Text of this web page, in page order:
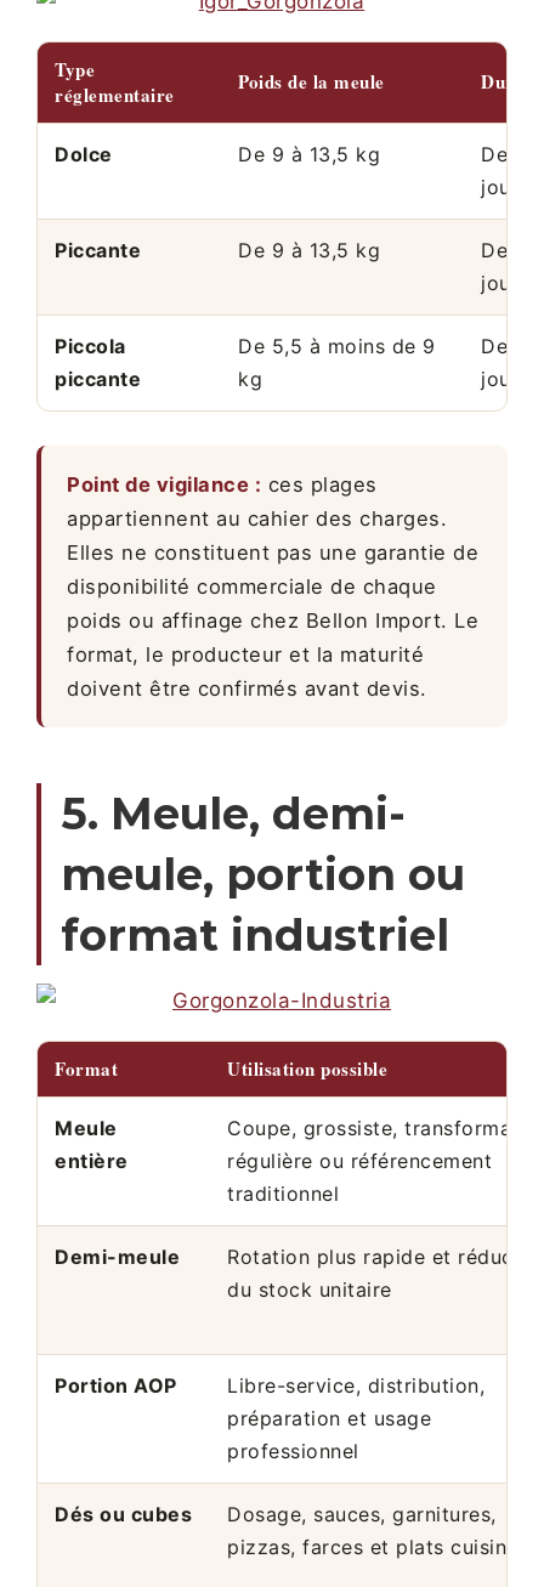
Type
réglementaire
Poids de la meule Durée
Dolce De 9 à 13,5 kg
De
jours
Piccante De 9 à 13,5 kg
De
jours
Piccola
piccante
De 5,5 à moins de 9
kg
De
jours
Point de vigilance : ces plages
appartiennent au cahier des charges.
Elles ne constituent pas une garantie de
disponibilité commerciale de chaque
poids ou affinage chez Bellon Import. Le
format, le producteur et la maturité
doivent être confirmés avant devis.
5. Meule, demi-
meule, portion ou
format industriel
Format Utilisation possible
Meule
entière
Coupe, grossiste,
régulière ou référencement
traditionnel
Demi-meule
Rotation plus rapide et
du stock unitaire
Portion AOP
Libre-service, distribution,
préparation et usage
professionnel
Dés ou cubes
Dosage, sauces, garnitures,
pizzas, farces et plats cuisinés